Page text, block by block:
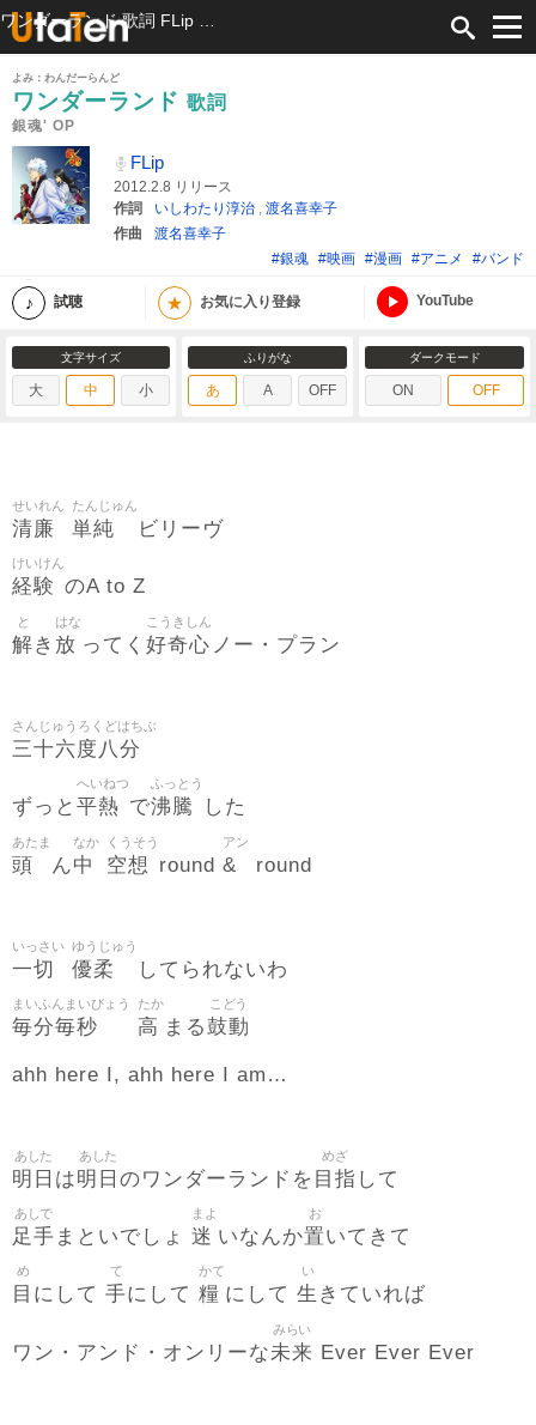
よみ：わんだーらんど
ワンダーランド 歌詞
銀魂' OP
FLip
2012.2.8 リリース
作詞
いしわたり淳治 , 渡名喜幸子
作曲
渡名喜幸子
#銀魂 #映画 #漫画 #アニメ #バンド
試聴 ★ お気に入り登録 YouTube
文字サイズ
大 中 小
ふりがな
あ A OFF
ダークモード
ON OFF
清廉
せいれん
単純
たんじゅん
ビリーヴ
経験
けいけん
のA to Z
解
と
き 放
はな
ってく 好奇心
こうきしん
ノー・プラン
三十六度八分
さんじゅうろくどはちぶ
ずっと 平熱
へいねつ
で沸騰
ふっとう
した
頭
あたま
ん中
なか
空想
くうそう
round &
アン
round
一切
いっさい
優柔
ゆうじゅう
してられないわ
毎分毎秒
まいふんまいびょう
高
たか
まる鼓動
こどう
ahh here I, ahh here I am…
明日
あした
は明日
あした
のワンダーランドを 目指
めざ
して
足手
あしで
まといでしょ 迷
まよ
いなんか置
お
いてきて
目
め
にして 手
て
にして 糧
かて
にして 生
い
きていれば
ワン・アンド・オンリーな未来
みらい
Ever Ever Ever